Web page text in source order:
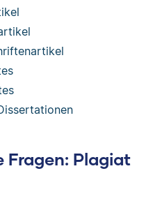
Fragen: Plagiat